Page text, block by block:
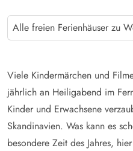
Alle freien Ferienhäuser zu
Viele Kindermärchen und
jährlich an Heiligabend im
Kinder und Erwachsene
Skandinavien. Was kann es
besondere Zeit des Jahres,